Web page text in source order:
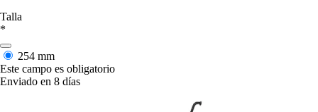
Talla
*
254 mm
Este campo es obligatorio
Enviado en 8 días